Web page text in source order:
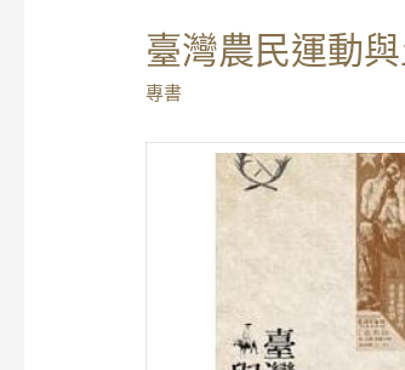
臺灣農民運動
專書